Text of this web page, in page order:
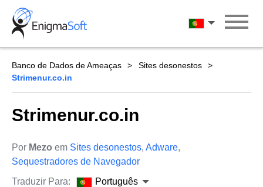
Skip
content
Português
Banco de Dados de Ameaças
Sites desonestos
Strimenur.co.in
Strimenur.co.in
Por Mezo em Sites desonestos, Adware,
Sequestradores de Navegador
Traduzir Para:
Português